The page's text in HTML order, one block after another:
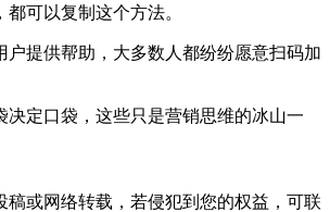
可以复制这个方法。
户提供帮助，大多数人都纷纷愿意扫码加
决定口袋，这些只是营销思维的冰山一
稿或网络转载，若侵犯到您的权益，可联